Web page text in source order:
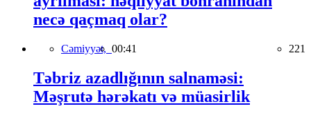
necə qaçmaq olar?
Cəmiyyət, 00:41 221
Təbriz azadlığının salnaməsi:
Məşrutə hərəkatı və müasirlik